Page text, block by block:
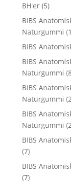
BH'er (5)
BIBS
Naturgummi
BIBS
BIBS
Naturgummi
BIBS
Naturgummi
BIBS
Naturgummi
BIBS
(7)
BIBS
(7)